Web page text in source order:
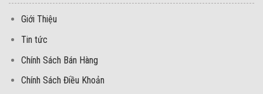
Giới Thiệu
Tin tức
Chính Sách Bán Hàng
Chính Sách Điều Khoản